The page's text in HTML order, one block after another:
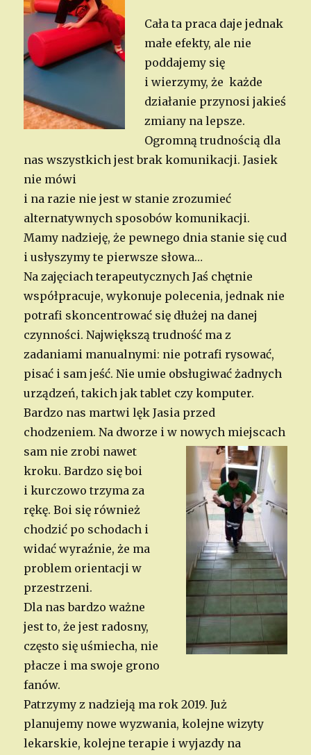
Cała ta praca daje jednak
małe efekty, ale nie
poddajemy się
i wierzymy, że każde
działanie przynosi jakieś
zmiany na lepsze.
Ogromną trudnością dla
nas wszystkich jest brak komunikacji. Jasiek
nie mówi
i na razie nie jest w stanie zrozumieć
alternatywnych sposobów komunikacji.
Mamy nadzieję, że pewnego dnia stanie się cud
i usłyszymy te pierwsze słowa…
Na zajęciach terapeutycznych Jaś chętnie
współpracuje, wykonuje polecenia, jednak nie
potrafi skoncentrować się dłużej na danej
czynności. Największą trudność ma z
zadaniami manualnymi: nie potrafi rysować,
pisać i sam jeść. Nie umie obsługiwać żadnych
urządzeń, takich jak tablet czy komputer.
Bardzo nas martwi lęk Jasia przed
chodzeniem. Na dworze i w nowych miejscach
sam nie zrobi nawet
kroku. Bardzo się boi
i kurczowo trzyma za
rękę. Boi się również
chodzić po schodach i
widać wyraźnie, że ma
problem orientacji w
przestrzeni.
Dla nas bardzo ważne
jest to, że jest radosny,
często się uśmiecha, nie
płacze i ma swoje grono
fanów.
Patrzymy z nadzieją ma rok 2019. Już
planujemy nowe wyzwania, kolejne wizyty
lekarskie, kolejne terapie i wyjazdy na